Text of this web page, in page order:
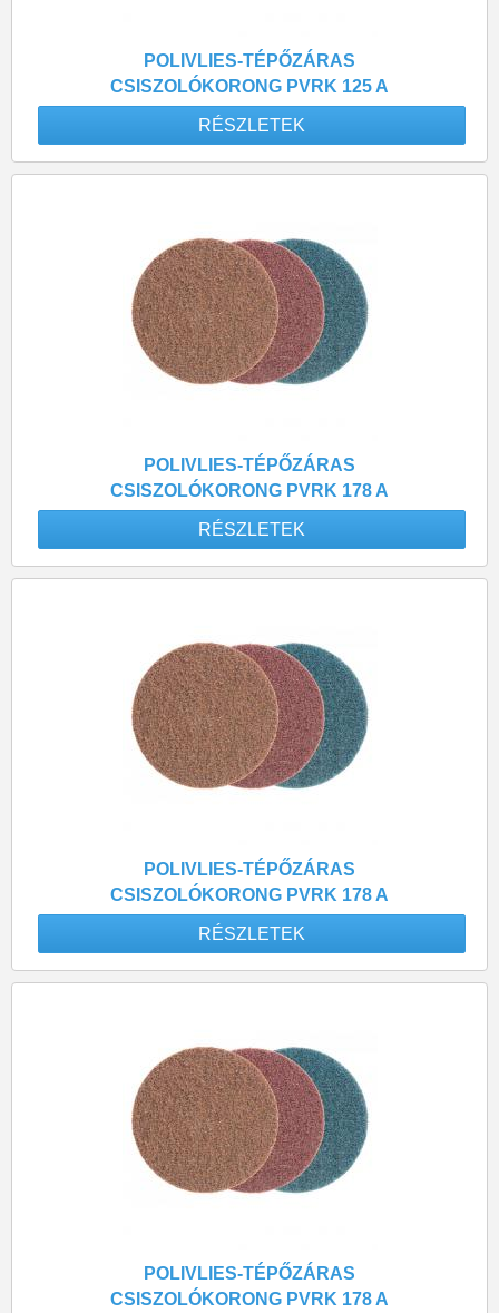
POLIVLIES-TÉPŐZÁRAS
CSISZOLÓKORONG PVRK 125 A
240 FINOM
RÉSZLETEK
POLIVLIES-TÉPŐZÁRAS
CSISZOLÓKORONG PVRK 178 A
100 DURVA
RÉSZLETEK
POLIVLIES-TÉPŐZÁRAS
CSISZOLÓKORONG PVRK 178 A
180 KÖZEPES FINOMSÁGÚ
RÉSZLETEK
POLIVLIES-TÉPŐZÁRAS
CSISZOLÓKORONG PVRK 178 A